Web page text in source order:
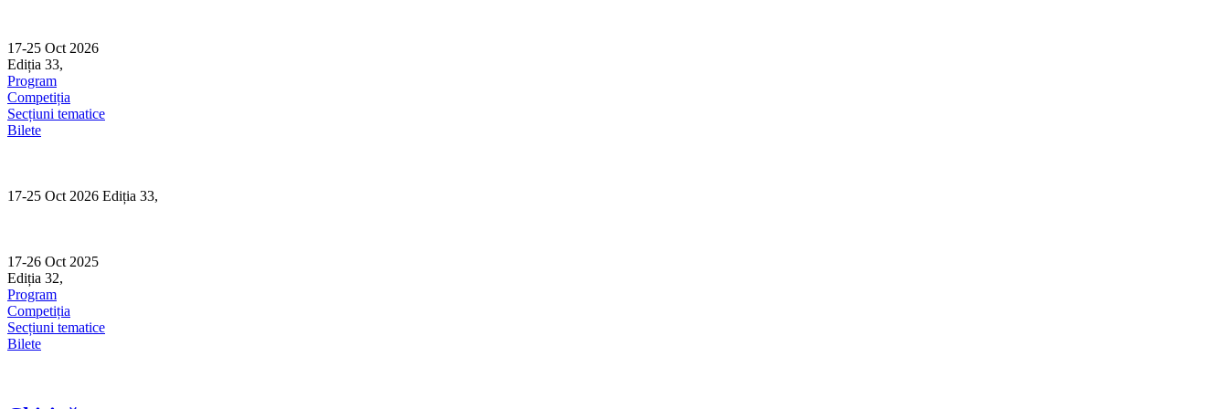
content
17-25 Oct 2026
Ediția 33,
Program
Competiția
Secțiuni tematice
Bilete
17-25 Oct 2026 Ediția 33,
17-26 Oct 2025
Ediția 32,
Program
Competiția
Secțiuni tematice
Bilete